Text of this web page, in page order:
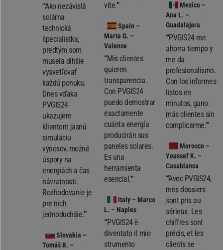
“'Ako nezávislá
solárna
technická
špecialistka,
predtým som
musela dlhšie
vysvetľovať
každú ponuku.
Dnes vďaka
PVGIS24
ukazujem
klientom jasnú
simuláciu
výnosov, možné
úspory na
energiách a čas
návratnosti.
Rozhodovanie je
pre nich
jednoduchšie.'”
Slovakia –
Tomáš R. –
vite.'”
Spain –
Marta G. –
Valence
“'Mis clientes
quieren
transparencia.
Con PVGIS24
puedo demostrar
exactamente
cuánta energía
producirán sus
paneles solares.
Es una
herramienta
esencial.'”
Italy – Marco
L. – Naples
“'PVGIS24 è
diventato il mio
strumento
Mexico –
Ana L. –
Guadalajara
“'PVGIS24 me
ahorra tiempo y
me da
profesionalismo.
Con los informes
listos en
minutos, gano
más clientes sin
complicarme.'”
Morocco –
Youssef K. –
Casablanca
“'Avec PVGIS24,
mes dossiers
sont pris au
sérieux. Les
chiffres sont
précis, et les
clients se